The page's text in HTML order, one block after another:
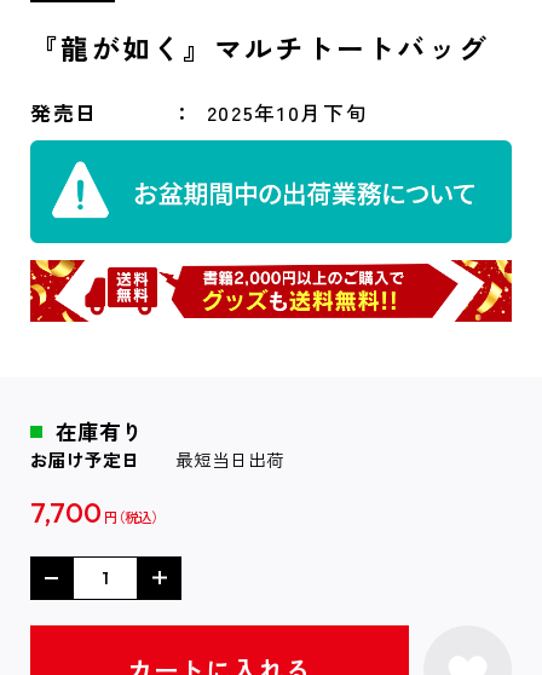
『龍が如く』マルチトートバッグ
発売日 2025年10月下旬
在庫有り
お届け予定日 最短当日出荷
7,700 円